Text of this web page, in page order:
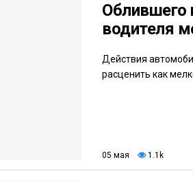
Облившего
водителя
Действия
расценить как
05 мая 1.1k